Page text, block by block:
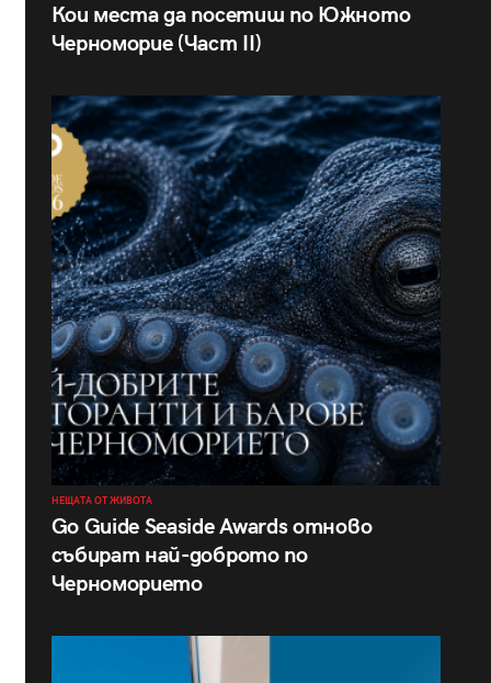
Кои места да посетиш по Южното
Черноморие (Част II)
НЕЩАТА ОТ ЖИВОТА
Go Guide Seaside Awards отново
събират най-доброто по
Черноморието